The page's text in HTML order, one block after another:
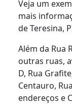
Veja um
mais
de Teresina,
Além da Rua
outras ruas,
D, Rua
Centauro,
endereços e